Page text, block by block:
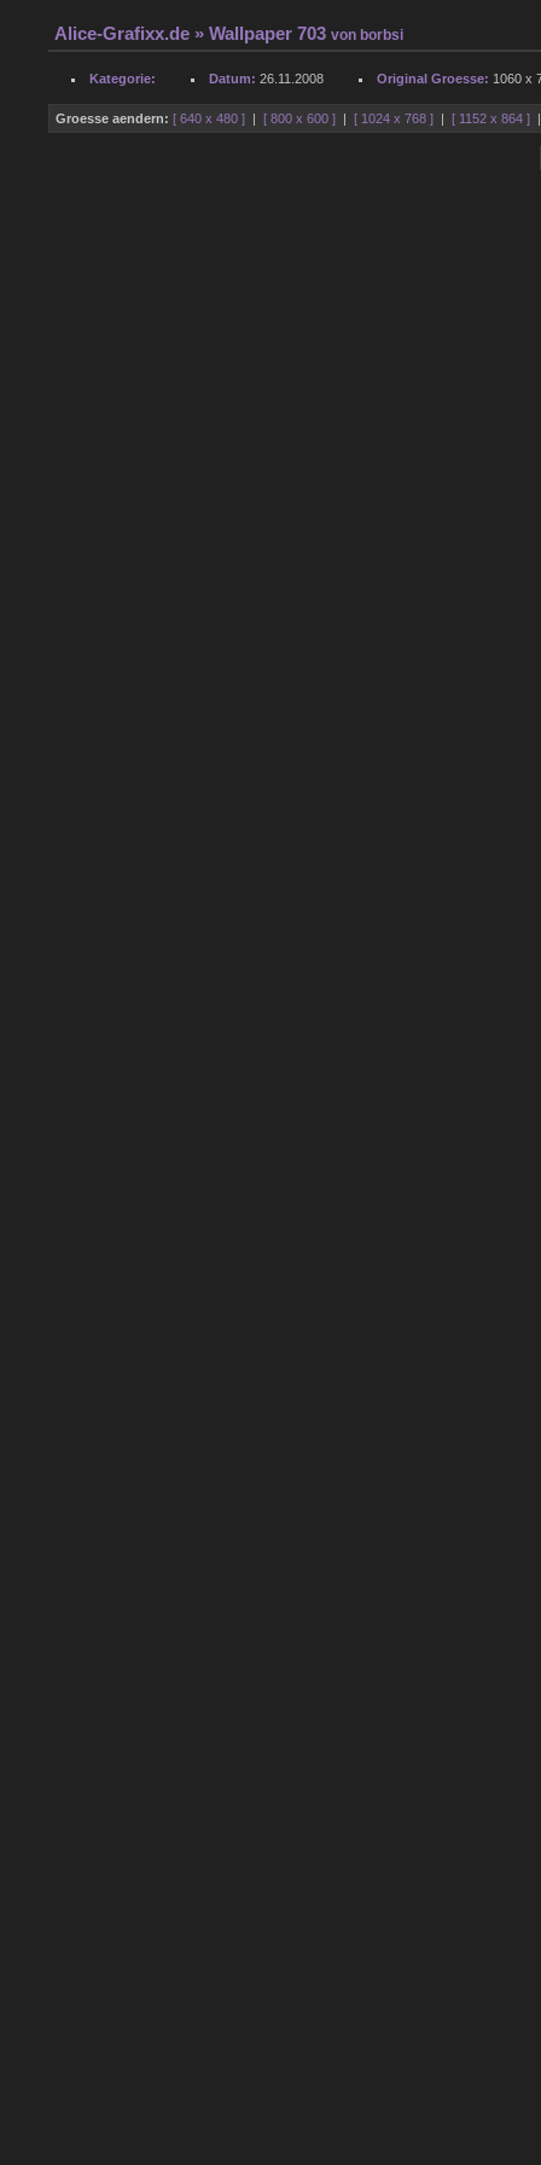
Alice-Grafixx.de » Wallpaper 703von borbsi
Kategorie: Datum: 26.11.2008 Original Groesse: 1060 x
Groesse aendern: [ 640 x 480 ] |[ 800 x 600 ] |[ 1024 x 768 ] |[ 1152 x 864 ]